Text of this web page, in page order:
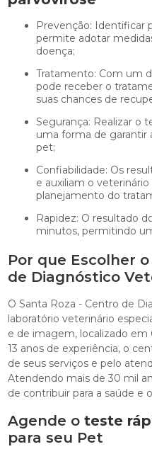
Prevenção: Identificar precocemente a parvovirose
permite adotar
doença;
Tratamento: Com um diagnóstico rápido, o animal
pode receber o
suas chances de
Segurança: Realizar o teste rápido de parvovirose é
uma forma de garantir
pet;
Confiabilidade: Os resultados do exame são confiáveis
e auxiliam o
planejamento do
Rapidez: O resultado do teste é obtido em poucos
minutos, permitindo
Por que Escolher
de Diagnóstico
O Santa Roza - Centro de
laboratório veterinário
e de imagem, localizado em
13 anos de experiência, o
de seus serviços e pelo
Atendendo mais de 30 mil
de contribuir para a saúde e
Agende oteste
para seu Pet